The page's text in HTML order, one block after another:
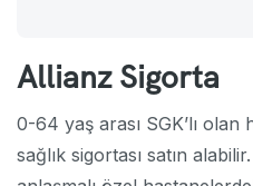
Allianz Sigorta
0-64 yaş arası SGK’lı olan
sağlık sigortası satın